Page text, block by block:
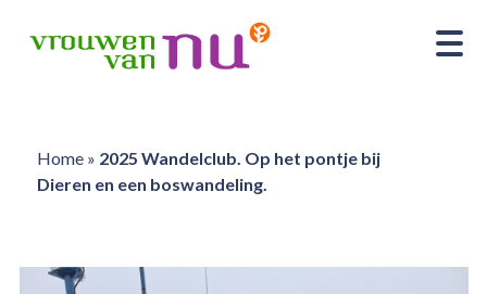
Home» 2025 Wandelclub. Op het pontje bij
Dieren en een boswandeling.